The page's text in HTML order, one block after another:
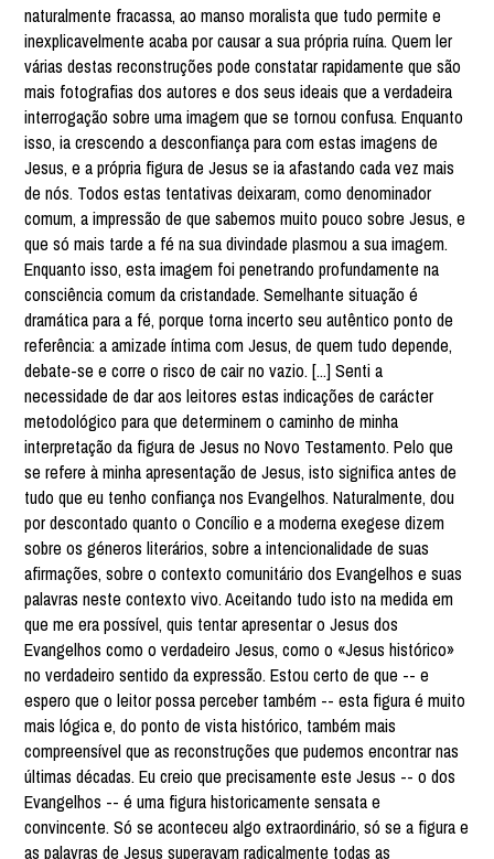
naturalmente fracassa, ao manso moralista que tudo permite e
inexplicavelmente acaba por causar a sua própria ruína. Quem ler
várias destas reconstruções pode constatar rapidamente que são
mais fotografias dos autores e dos seus ideais que a verdadeira
interrogação sobre uma imagem que se tornou confusa. Enquanto
isso, ia crescendo a desconfiança para com estas imagens de
Jesus, e a própria figura de Jesus se ia afastando cada vez mais
de nós. Todos estas tentativas deixaram, como denominador
comum, a impressão de que sabemos muito pouco sobre Jesus, e
que só mais tarde a fé na sua divindade plasmou a sua imagem.
Enquanto isso, esta imagem foi penetrando profundamente na
consciência comum da cristandade. Semelhante situação é
dramática para a fé, porque torna incerto seu autêntico ponto de
referência: a amizade íntima com Jesus, de quem tudo depende,
debate-se e corre o risco de cair no vazio. [...] Senti a
necessidade de dar aos leitores estas indicações de carácter
metodológico para que determinem o caminho de minha
interpretação da figura de Jesus no Novo Testamento. Pelo que
se refere à minha apresentação de Jesus, isto significa antes de
tudo que eu tenho confiança nos Evangelhos. Naturalmente, dou
por descontado quanto o Concílio e a moderna exegese dizem
sobre os géneros literários, sobre a intencionalidade de suas
afirmações, sobre o contexto comunitário dos Evangelhos e suas
palavras neste contexto vivo. Aceitando tudo isto na medida em
que me era possível, quis tentar apresentar o Jesus dos
Evangelhos como o verdadeiro Jesus, como o «Jesus histórico»
no verdadeiro sentido da expressão. Estou certo de que -- e
espero que o leitor possa perceber também -- esta figura é muito
mais lógica e, do ponto de vista histórico, também mais
compreensível que as reconstruções que pudemos encontrar nas
últimas décadas. Eu creio que precisamente este Jesus -- o dos
Evangelhos -- é uma figura historicamente sensata e
convincente. Só se aconteceu algo extraordinário, só se a figura e
as palavras de Jesus superavam radicalmente todas as